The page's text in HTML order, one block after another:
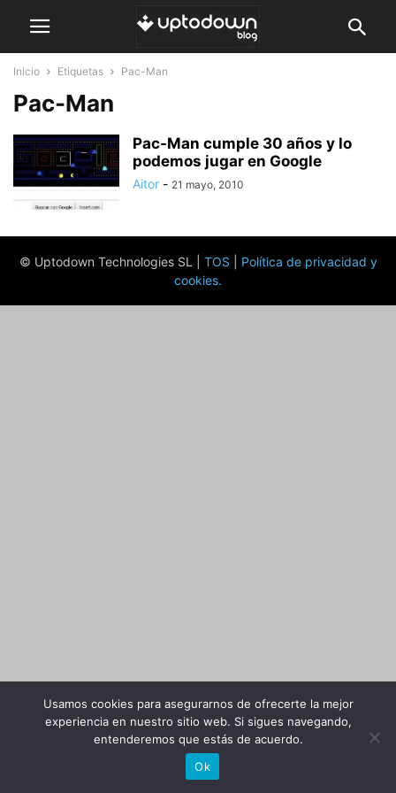
Inicio Etiquetas Pac-Man
Pac-Man
Pac-Man cumple 30 años y lo
podemos jugar en Google
Aitor - 21 mayo, 2010
© Uptodown Technologies SL | TOS
Política de privacidad y
cookies.
Usamos cookies para asegurarnos de ofrecerte la mejor
experiencia en nuestro sitio web. Si sigues navegando,
entenderemos que estás de acuerdo.
Ok